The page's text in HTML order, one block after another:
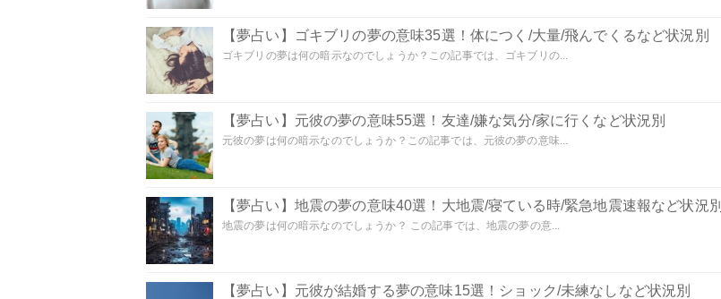
【夢占い】ゴキブリの夢の意味35選！体につく/大量/飛んでくるなど状況別
ゴキブリの夢は何の暗示なのでしょうか？この記事では、ゴキブリの...
【夢占い】元彼の夢の意味55選！友達/嫌な気分/家に行くなど状況別
元彼の夢は何の暗示なのでしょうか？この記事では、元彼の夢の意味...
【夢占い】地震の夢の意味40選！大地震/寝ている時/緊急地震速報など状況別
地震の夢は何の暗示なのでしょうか？ この記事では、地震の夢の意...
【夢占い】元彼が結婚する夢の意味15選！ショック/未練なしなど状況別